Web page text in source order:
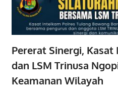
Pererat Sinergi,
dan LSM Trinusa
Keamanan Wilayah